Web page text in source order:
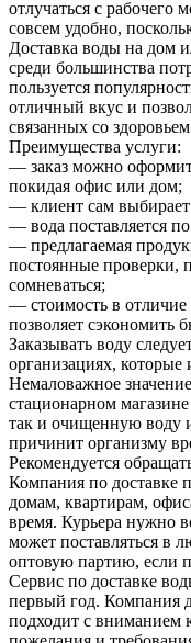
отлучаться с рабочего
совсем удобно,
Доставка воды на дом
среди большинства
пользуется
отличный вкус и
связанных со
Преимущества услуги:
— заказ можно
покидая офис или дом;
— клиент сам выбирает
— вода поставляется
— предлагаемая
постоянные проверки,
сомневаться;
— стоимость в
позволяет сэкономить
Заказывать воду
организациях,
Немаловажное
стационарном
так и очищенную воду
причинит организму
Рекомендуется
Компания по доставке
домам, квартирам,
время. Курьера нужно
может поставляться в
оптовую партию, если
Сервис по доставке
первый год. Компания
подходит с вниманием